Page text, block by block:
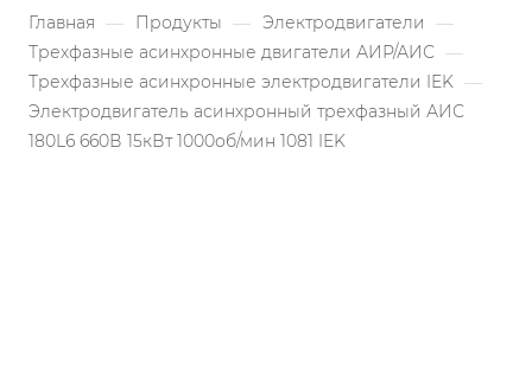
Главная — Продукты — Электродвигатели —
Трехфазные асинхронные двигатели АИР/АИС —
Трехфазные асинхронные электродвигатели IEK —
Электродвигатель асинхронный трехфазный АИС
180L6 660В 15кВт 1000об/мин 1081 IEK